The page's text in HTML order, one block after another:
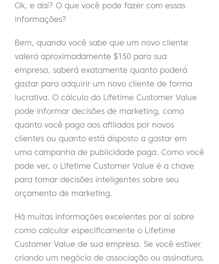
Ok, e daí? O que você pode fazer com essas
informações?
Bem, quando você sabe que um novo cliente
valerá aproximadamente $150 para sua
empresa, saberá exatamente quanto poderá
gastar para adquirir um novo cliente de forma
lucrativa. O cálculo do Lifetime Customer Value
pode informar decisões de marketing, como
quanto você paga aos afiliados por novos
clientes ou quanto está disposto a gastar em
uma campanha de publicidade paga. Como você
pode ver, o Lifetime Customer Value é a chave
para tomar decisões inteligentes sobre seu
orçamento de marketing.
Há muitas informações excelentes por aí sobre
como calcular especificamente o Lifetime
Customer Value de sua empresa. Se você estiver
criando um negócio de associação ou assinatura,